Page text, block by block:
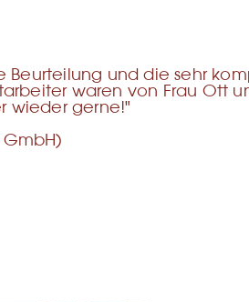
Beurteilung und die sehr
waren von Frau Ott
wieder gerne!"